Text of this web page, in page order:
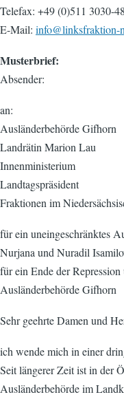
Telefax: +49 (0)511 3030-
E-Mail: info@linksfraktion-
Musterbrief:
Absender:
an:
Ausländerbehörde Gifhorn
Landrätin Marion Lau
Innenministerium
Landtagspräsident
Fraktionen im
für ein uneingeschränktes
Nurjana und Nuradil
für ein Ende der
Ausländerbehörde Gifhorn
Sehr geehrte Damen und
ich wende mich in einer
Seit längerer Zeit ist in der
Ausländerbehörde im